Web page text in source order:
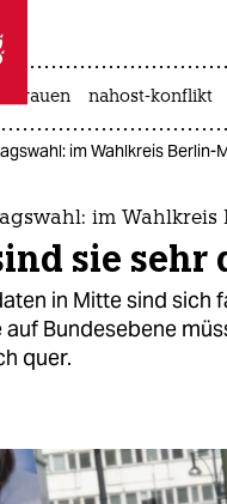
taz zahl ich
taz zahl ich
frauen nahost-konflikt
im Wahlkreis
im Wahlkreis
sie sehr
in Mitte sind sich
Bundesebene
quer.